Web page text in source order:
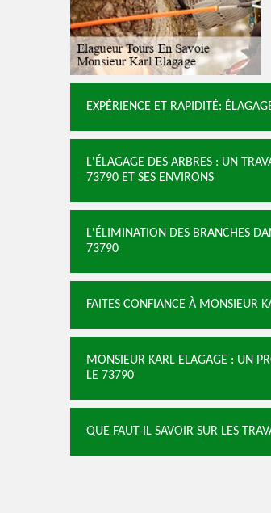
EXPÉRIENCE ET RAPIDITÉ:
L'ÉLAGAGE DES ARBRES : UN
73790 ET SES ENVIRONS
L'ÉLIMINATION DES BRANCHES
73790
FAITES CONFIANCE À MONSIEUR
MONSIEUR KARL ELAGAGE : UN
LE 73790
QUE FAUT-IL SAVOIR SUR LES